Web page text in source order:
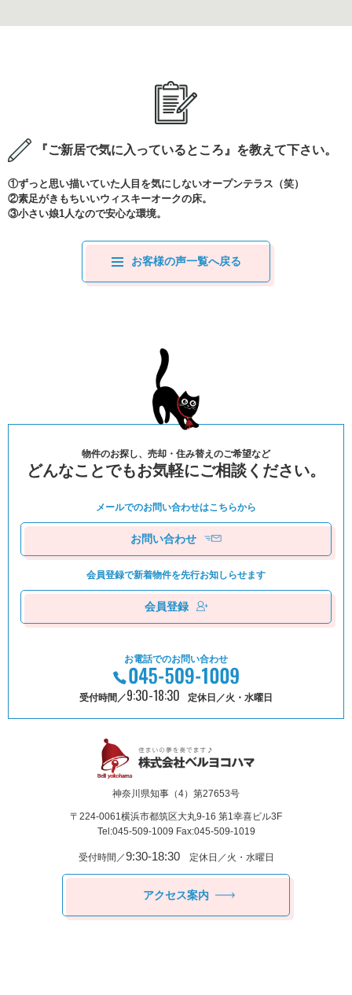
『ご新居で気に入っているところ』を教えて下さい。
①ずっと思い描いていた人目を気にしないオープンテラス（笑）
②素足がきもちいいウィスキーオークの床。
③小さい娘1人なので安心な環境。
お客様の声一覧へ戻る
物件のお探し、売却・住み替えのご希望など
どんなことでもお気軽にご相談ください。
メールでのお問い合わせはこちらから
お問い合わせ
会員登録で新着物件を先⾏お知しらせます
会員登録
お電話でのお問い合わせ
受付時間／9:30-18:30 定休日／火・水曜日
神奈川県知事（4）第27653号
〒224-0061横浜市都筑区⼤丸9-16 第1幸喜ビル3F
Tel:045-509-1009 Fax:045-509-1019
受付時間／9:30-18:30定休日／火・水曜日
アクセス案内